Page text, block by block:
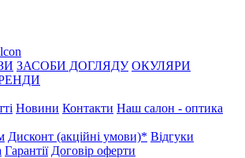
ЗАСОБИ ДОГЛЯДУ ОКУЛЯРИ
Новини Контакти Наш салон - оптика
Дисконт (акційні умови)* Відгуки
Гарантії Договір оферти